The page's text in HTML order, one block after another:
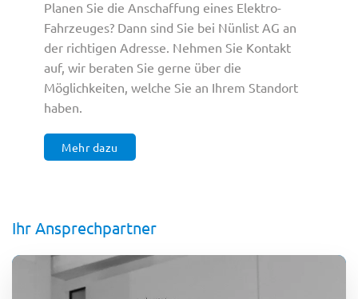
Planen Sie die Anschaffung eines Elektro-
Fahrzeuges? Dann sind Sie bei Nünlist AG an
der richtigen Adresse. Nehmen Sie Kontakt
auf, wir beraten Sie gerne über die
Möglichkeiten, welche Sie an Ihrem Standort
haben.
Mehr dazu
Ihr Ansprechpartner